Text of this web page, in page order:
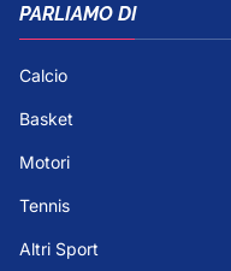
PARLIAMO DI
Calcio
Basket
Motori
Tennis
Altri Sport